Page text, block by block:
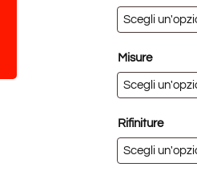
Misure
Rifiniture